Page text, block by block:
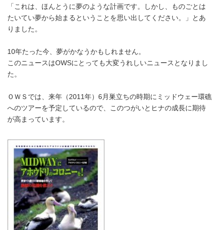
「これは、ほんとうに夢のような計画です。しかし、ものごとは
たいてい夢から始まるということを思い出してください。」とあ
りました。
10年たった今、夢がかなうかもしれません。
このニュースはOWSにとっても大変うれしいニュースとなりまし
た。
ＯＷＳでは、来年（2011年）6月巣立ちの時期にミッドウェー環礁
へのツアーを予定しているので、このつがいとヒナの成長に期待
が高まっています。